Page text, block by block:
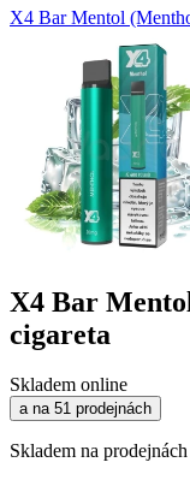
X4 Bar Mentol
X4 Bar
cigareta
Skladem online
a na 51 prodejnách
Skladem na prodejnách